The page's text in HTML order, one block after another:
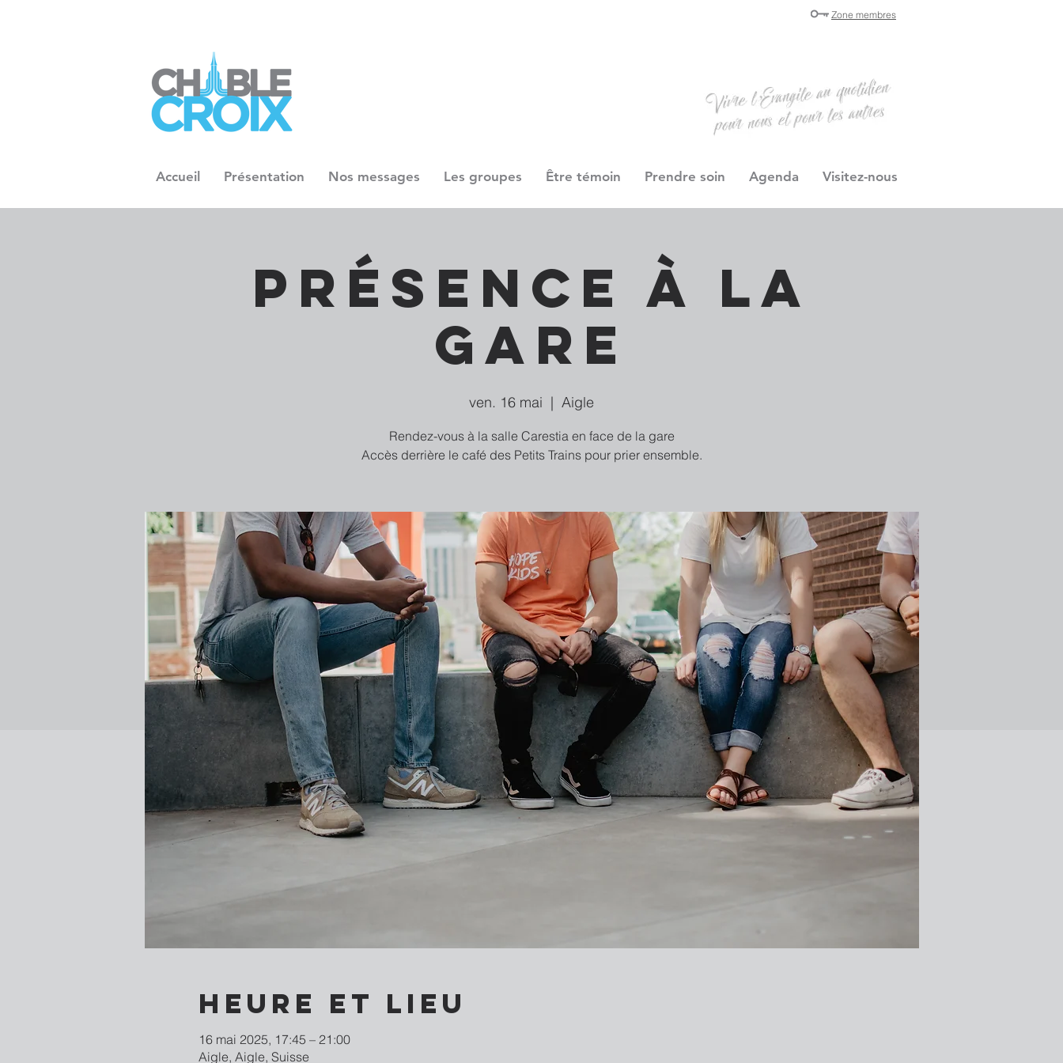
Zone membres
Accueil Présentation Nos messages Les groupes Être témoin Prendre soin Agenda Visitez-nous
Présence à la
gare
ven. 16 mai
  |
Aigle
Rendez-vous à la salle Carestia en face de la gare
Accès derrière le café des Petits Trains pour prier ensemble.
Heure et lieu
16 mai 2025, 17:45 – 21:00
Aigle, Aigle, Suisse